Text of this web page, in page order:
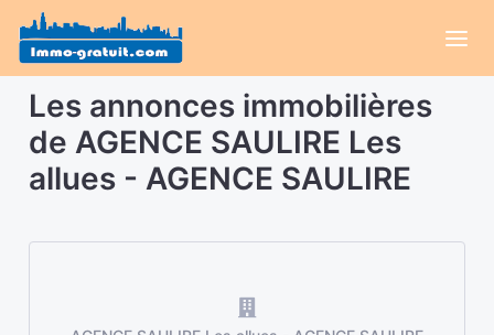
Les annonces immobilières
de AGENCE SAULIRE Les
allues - AGENCE SAULIRE